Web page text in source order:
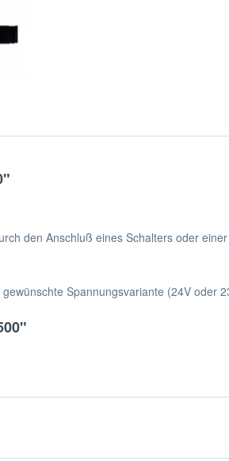
den Anschluß eines Schalters oder
Spannungsvariante (24V oder